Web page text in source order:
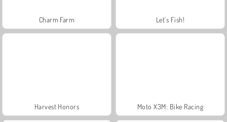
Charm Farm Let's Fish!
Harvest Honors Moto X3M: Bike Racing